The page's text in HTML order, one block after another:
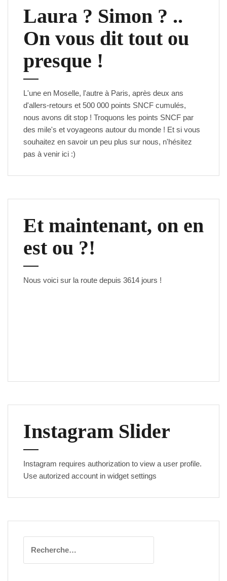
Laura ? Simon ? ..
On vous dit tout ou
presque !
L'une en Moselle, l'autre à Paris, après deux ans
d'allers-retours et 500 000 points SNCF cumulés,
nous avons dit stop ! Troquons les points SNCF par
des mile's et voyageons autour du monde ! Et si vous
souhaitez en savoir un peu plus sur nous, n'hésitez
pas à venir ici :)
Et maintenant, on en
est ou ?!
Nous voici sur la route depuis 3614 jours !
Instagram Slider
Instagram requires authorization to view a user profile.
Use autorized account in widget settings